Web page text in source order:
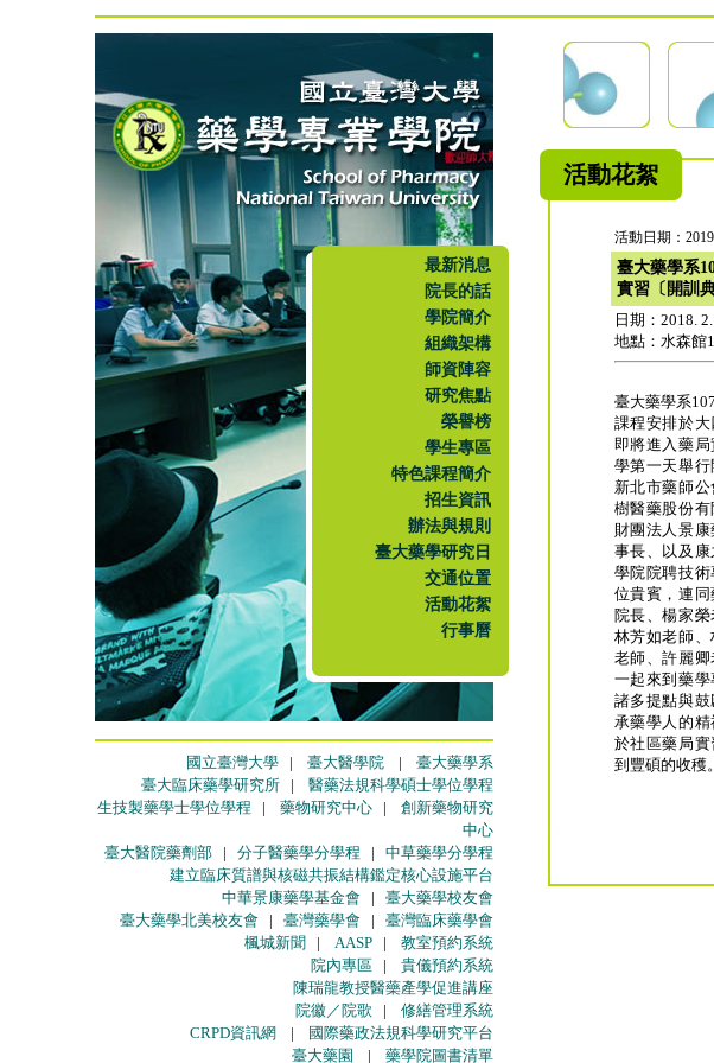
最新消息
院長的話
學院簡介
組織架構
師資陣容
研究焦點
榮譽榜
學生專區
特色課程簡介
招生資訊
辦法與規則
臺大藥學研究日
交通位置
活動花絮
行事曆
國立臺灣大學| 臺大醫學院| 臺大藥學系
臺大臨床藥學研究所| 醫藥法規科學碩士學位學程
生技製藥學士學位學程 | 藥物研究中心| 創新藥物研究
中心
臺大醫院藥劑部| 分子醫藥學分學程 | 中草藥學分學程
建立臨床質譜與核磁共振結構鑑定核心設施平台
中華景康藥學基金會| 臺大藥學校友會
臺大藥學北美校友會| 臺灣藥學會| 臺灣臨床藥學會
楓城新聞 | AASP| 教室預約系統
院內專區| 貴儀預約系統
陳瑞龍教授醫藥產學促進講座
院徽／院歌 | 修繕管理系統
CRPD資訊網 |
國際藥政法規科學研究平台
臺大藥園 | 藥學院圖書清單
活動花絮
活動日期：
臺大藥學系
實習〔開訓典
日期：2018.
地點：水森館
臺大藥學系
課程安排於
即將進入藥
學第一天舉
新北市藥師
樹醫藥股份有
財團法人景
事長、以及
學院院聘技
位貴賓，連
院長、楊家榮
林芳如老師
老師、許麗卿
一起來到藥
諸多提點與
承藥學人的
於社區藥局
到豐碩的收穫。